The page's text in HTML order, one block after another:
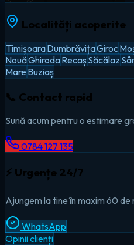
Localități acoperite
TimișoaraDumbrăvițaGiroc
NouăGhirodaRecașSăcălaz
Mare Buziaș
📞 Contact rapid
Sună acum pentru o estimare
0784 127 135
⚡ Urgențe 24/7
Ajungem la tine în maxim 60 de
WhatsApp
Opinii clienți